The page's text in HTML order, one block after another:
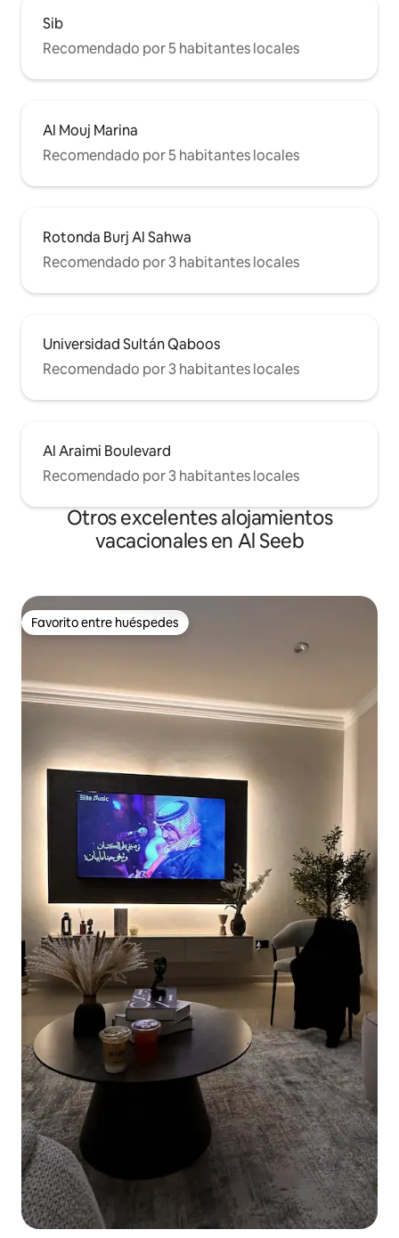
Sib
Recomendado por 5 habitantes locales
Al Mouj Marina
Recomendado por 5 habitantes locales
Rotonda Burj Al Sahwa
Recomendado por 3 habitantes locales
Universidad Sultán Qaboos
Recomendado por 3 habitantes locales
Al Araimi Boulevard
Recomendado por 3 habitantes locales
Otros excelentes alojamientos
vacacionales en Al Seeb
Favorito entre huéspedes
Favorito entre huéspedes